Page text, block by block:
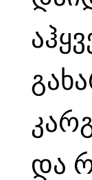
და